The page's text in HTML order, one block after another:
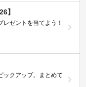
】
ゼントを当てよう！
ックアップ。まとめて